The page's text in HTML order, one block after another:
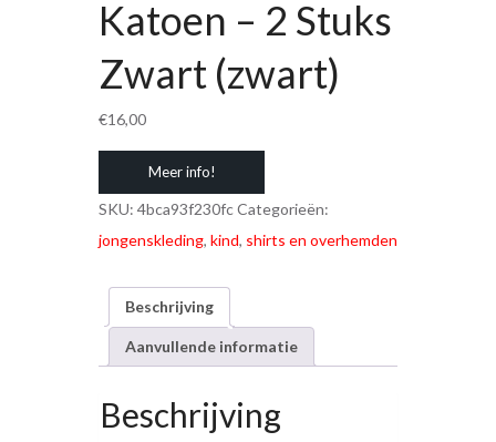
Katoen – 2 Stuks
Zwart (zwart)
€16,00
Meer info!
SKU: 4bca93f230fcCategorieën:
jongenskleding, kind, shirts en overhemden
Beschrijving
Aanvullende informatie
Beschrijving